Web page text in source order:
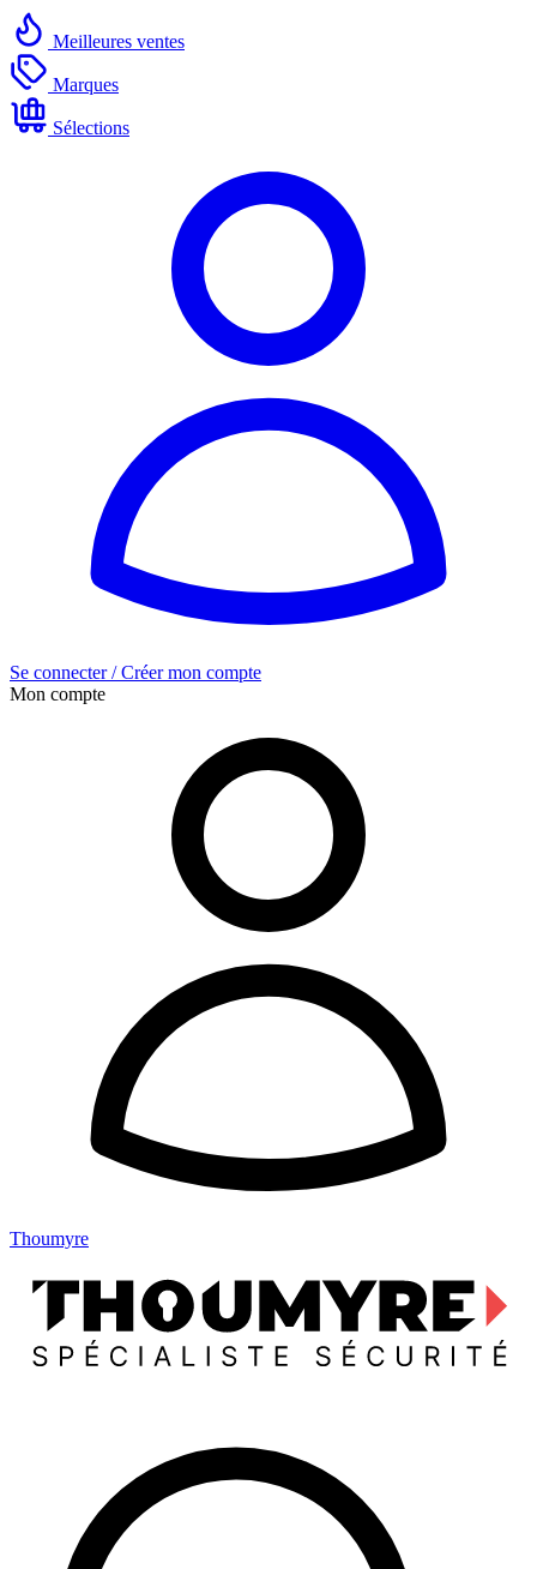
Meilleures ventes
Marques
Sélections
Se connecter / Créer mon compte
Mon compte
Thoumyre